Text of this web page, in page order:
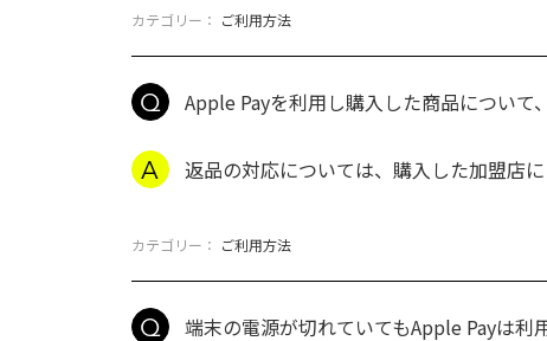
カテゴリー： ご利用方法
Apple Payを利用し購入した商品について
返品の対応については、購入した加盟店に
カテゴリー： ご利用方法
端末の電源が切れていてもApple Payは利